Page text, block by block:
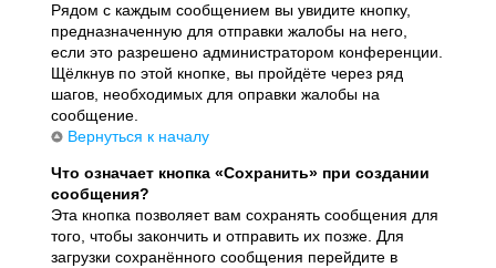
Рядом с каждым сообщением вы увидите кнопку,
предназначенную для отправки жалобы на него,
если это разрешено администратором конференции.
Щёлкнув по этой кнопке, вы пройдёте через ряд
шагов, необходимых для оправки жалобы на
сообщение.
Вернуться к началу
Что означает кнопка «Сохранить» при создании
сообщения?
Эта кнопка позволяет вам сохранять сообщения для
того, чтобы закончить и отправить их позже. Для
загрузки сохранённого сообщения перейдите в